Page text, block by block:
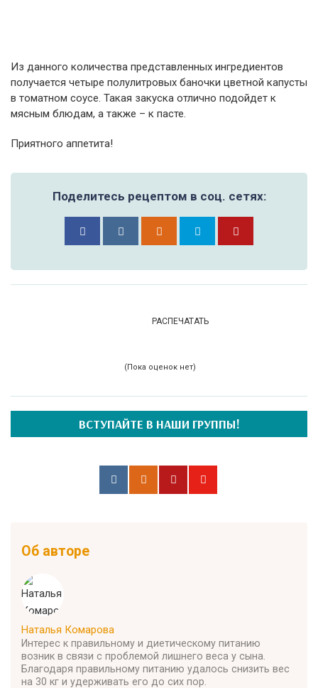
Из данного количества представленных ингредиентов
получается четыре полулитровых баночки цветной капусты
в томатном соусе. Такая закуска отлично подойдет к
мясным блюдам, а также – к пасте.
Приятного аппетита!
Поделитесь рецептом в соц. сетях:
РАСПЕЧАТАТЬ
(Пока оценок нет)
ВСТУПАЙТЕ В НАШИ ГРУППЫ!
Об авторе
Наталья Комарова
Интерес к правильному и диетическому питанию
возник в связи с проблемой лишнего веса у сына.
Благодаря правильному питанию удалось снизить вес
на 30 кг и удерживать его до сих пор.